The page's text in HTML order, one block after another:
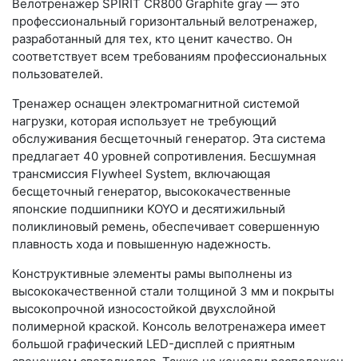
Велотренажер SPIRIT CR800 Graphite gray — это
профессиональный горизонтальный велотренажер,
разработанный для тех, кто ценит качество. Он
соответствует всем требованиям профессиональных
пользователей.
Тренажер оснащен электромагнитной системой
нагрузки, которая использует не требующий
обслуживания бесщеточный генератор. Эта система
предлагает 40 уровней сопротивления. Бесшумная
трансмиссия Flywheel System, включающая
бесщеточный генератор, высококачественные
японские подшипники KOYO и десятижильный
поликлиновый ремень, обеспечивает совершенную
плавность хода и повышенную надежность.
Конструктивные элементы рамы выполнены из
высококачественной стали толщиной 3 мм и покрыты
высокопрочной износостойкой двухслойной
полимерной краской. Консоль велотренажера имеет
большой графический LED-дисплей с приятным